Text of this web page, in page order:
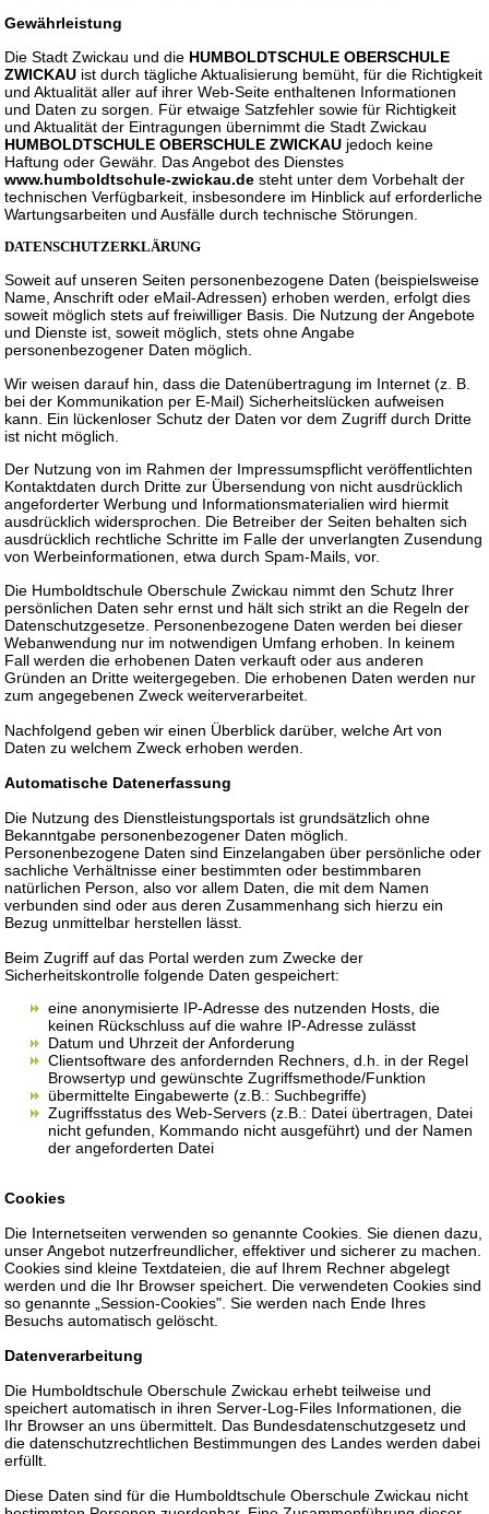
Gewährleistung
Die Stadt Zwickau und die HUMBOLDTSCHULE OBERSCHULE
ZWICKAU ist durch tägliche Aktualisierung bemüht, für die Richtigkeit
und Aktualität aller auf ihrer Web-Seite enthaltenen Informationen
und Daten zu sorgen. Für etwaige Satzfehler sowie für Richtigkeit
und Aktualität der Eintragungen übernimmt die Stadt Zwickau
HUMBOLDTSCHULE OBERSCHULE ZWICKAU jedoch keine
Haftung oder Gewähr. Das Angebot des Dienstes
www.humboldtschule-zwickau.de steht unter dem Vorbehalt der
technischen Verfügbarkeit, insbesondere im Hinblick auf erforderliche
Wartungsarbeiten und Ausfälle durch technische Störungen.
DATENSCHUTZERKLÄRUNG
Soweit auf unseren Seiten personenbezogene Daten (beispielsweise
Name, Anschrift oder eMail-Adressen) erhoben werden, erfolgt dies
soweit möglich stets auf freiwilliger Basis. Die Nutzung der Angebote
und Dienste ist, soweit möglich, stets ohne Angabe
personenbezogener Daten möglich.
Wir weisen darauf hin, dass die Datenübertragung im Internet (z. B.
bei der Kommunikation per E-Mail) Sicherheitslücken aufweisen
kann. Ein lückenloser Schutz der Daten vor dem Zugriff durch Dritte
ist nicht möglich.
Der Nutzung von im Rahmen der Impressumspflicht veröffentlichten
Kontaktdaten durch Dritte zur Übersendung von nicht ausdrücklich
angeforderter Werbung und Informationsmaterialien wird hiermit
ausdrücklich widersprochen. Die Betreiber der Seiten behalten sich
ausdrücklich rechtliche Schritte im Falle der unverlangten Zusendung
von Werbeinformationen, etwa durch Spam-Mails, vor.
Die Humboldtschule Oberschule Zwickau nimmt den Schutz Ihrer
persönlichen Daten sehr ernst und hält sich strikt an die Regeln der
Datenschutzgesetze. Personenbezogene Daten werden bei dieser
Webanwendung nur im notwendigen Umfang erhoben. In keinem
Fall werden die erhobenen Daten verkauft oder aus anderen
Gründen an Dritte weitergegeben. Die erhobenen Daten werden nur
zum angegebenen Zweck weiterverarbeitet.
Nachfolgend geben wir einen Überblick darüber, welche Art von
Daten zu welchem Zweck erhoben werden.
Automatische Datenerfassung
Die Nutzung des Dienstleistungsportals ist grundsätzlich ohne
Bekanntgabe personenbezogener Daten möglich.
Personenbezogene Daten sind Einzelangaben über persönliche oder
sachliche Verhältnisse einer bestimmten oder bestimmbaren
natürlichen Person, also vor allem Daten, die mit dem Namen
verbunden sind oder aus deren Zusammenhang sich hierzu ein
Bezug unmittelbar herstellen lässt.
Beim Zugriff auf das Portal werden zum Zwecke der
Sicherheitskontrolle folgende Daten gespeichert:
eine anonymisierte IP-Adresse des nutzenden Hosts, die
keinen Rückschluss auf die wahre IP-Adresse zulässt
Datum und Uhrzeit der Anforderung
Clientsoftware des anfordernden Rechners, d.h. in der Regel
Browsertyp und gewünschte Zugriffsmethode/Funktion
übermittelte Eingabewerte (z.B.: Suchbegriffe)
Zugriffsstatus des Web-Servers (z.B.: Datei übertragen, Datei
nicht gefunden, Kommando nicht ausgeführt) und der Namen
der angeforderten Datei
Cookies
Die Internetseiten verwenden so genannte Cookies. Sie dienen dazu,
unser Angebot nutzerfreundlicher, effektiver und sicherer zu machen.
Cookies sind kleine Textdateien, die auf Ihrem Rechner abgelegt
werden und die Ihr Browser speichert. Die verwendeten Cookies sind
so genannte „Session-Cookies". Sie werden nach Ende Ihres
Besuchs automatisch gelöscht.
Datenverarbeitung
Die Humboldtschule Oberschule Zwickau erhebt teilweise und
speichert automatisch in ihren Server-Log-Files Informationen, die
Ihr Browser an uns übermittelt. Das Bundesdatenschutzgesetz und
die datenschutzrechtlichen Bestimmungen des Landes werden dabei
erfüllt.
Diese Daten sind für die Humboldtschule Oberschule Zwickau nicht